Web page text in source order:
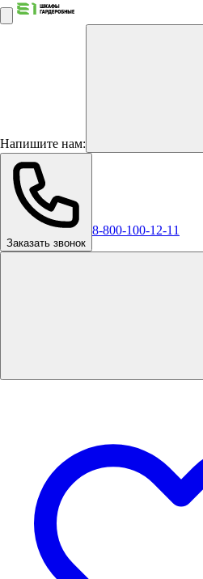
Напишите нам:
Заказать звонок
8-800-100-12-11